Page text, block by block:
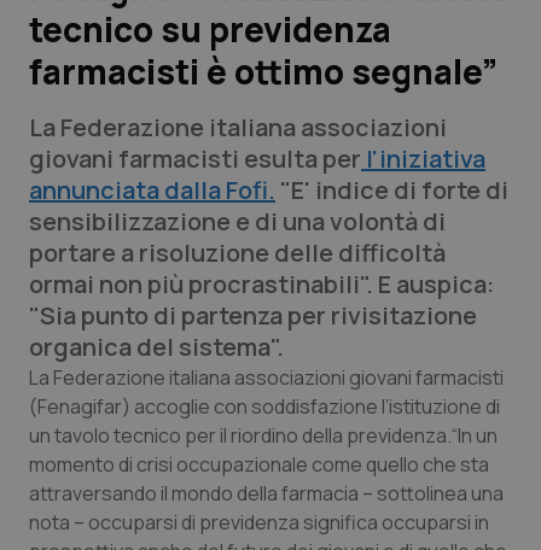
Scienza e Farmaci
Studi e Analisi
Lettere al direttore
Edizioni Regionali
QS Pro
Professionisti Sanitari.AI
Abruzzo
Basilicata
Calabria
QS Pro Gold
Artrite & artrosi
Asma & BPCO
QS Club Newsletter
tecnico su previdenza
farmacisti è ottimo segnale”
La Federazione italiana associazioni
giovani farmacisti esulta per l'iniziativa
annunciata dalla Fofi. "E' indice di forte di
sensibilizzazione e di una volontà di
portare a risoluzione delle difficoltà
ormai non più procrastinabili". E auspica:
"Sia punto di partenza per rivisitazione
organica del sistema".
La Federazione italiana associazioni giovani farmacisti
(Fenagifar) accoglie con soddisfazione l’istituzione di
un tavolo tecnico per il riordino della previdenza.“In un
momento di crisi occupazionale come quello che sta
attraversando il mondo della farmacia – sottolinea una
nota – occuparsi di previdenza significa occuparsi in